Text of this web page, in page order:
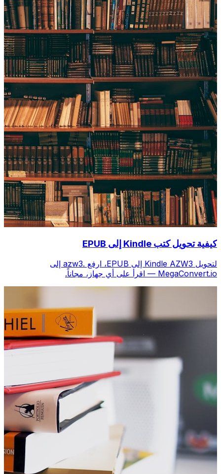
كيفية تحويل كتب Kindle إلى EPUB
لتحويل Kindle AZW3 إلى EPUB، ارفع .azw3 إلى
MegaConvert.io — اقرأ على أي جهاز، مجاناً.